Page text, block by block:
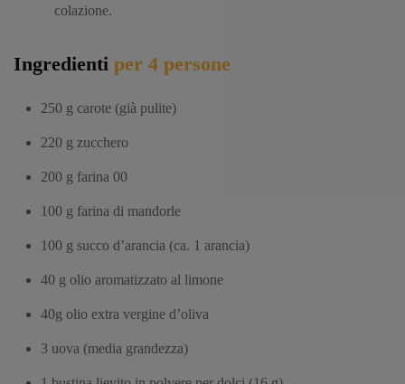
colazione.
Ingredienti per 4 persone
250 g carote (già pulite)
220 g zucchero
200 g farina 00
100 g farina di mandorle
100 g succo d’arancia (ca. 1 arancia)
40 g olio aromatizzato al limone
40g olio extra vergine d’oliva
3 uova (media grandezza)